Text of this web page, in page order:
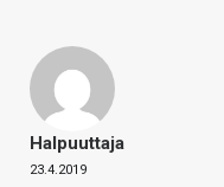
Halpuuttaja
23.4.2019